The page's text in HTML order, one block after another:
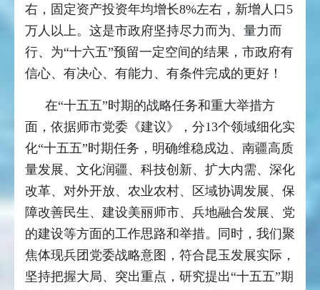
右，固定资产投资年均增长8%左右，新增人口5
万人以上。这是市政府坚持尽力而为、量力而
行、为“十六五”预留一定空间的结果，市政府有
信心、有决心、有能力、有条件完成的更好！
在“十五五”时期的战略任务和重大举措方
面，依据师市党委《建议》，分13个领域细化实
化“十五五”时期任务，明确维稳戍边、南疆高质
量发展、文化润疆、科技创新、扩大内需、深化
改革、对外开放、农业农村、区域协调发展、保
障改善民生、建设美丽师市、兵地融合发展、党
的建设等方面的工作思路和举措。同时，我们聚
焦体现兵团党委战略意图，符合昆玉发展实际，
坚持把握大局、突出重点，研究提出“十五五”期